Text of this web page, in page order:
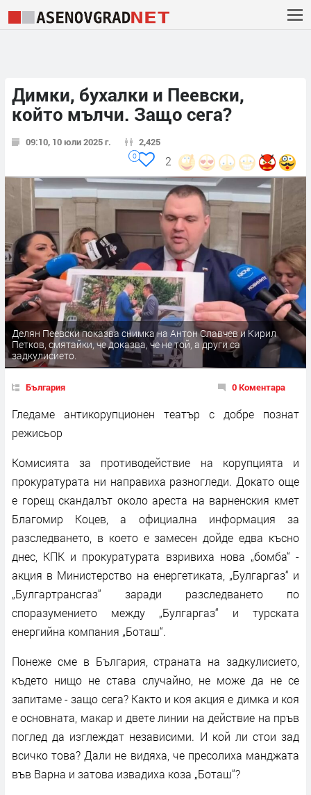
Димки, бухалки и Пеевски,
който мълчи. Защо сега?
09:10, 10 юли 2025 г. 2,425
2
0
Делян Пеевски показва снимка на Антон Славчев и Кирил
Петков, смятайки, че доказва, че не той, а други са
задкулисието.
България 0 Коментара
Гледаме антикорупционен театър с добре познат
режисьор
Комисията за противодействие на корупцията и
прокуратурата ни направиха разногледи. Докато още
е горещ скандалът около ареста на варненския кмет
Благомир Коцев, а официална информация за
разследването, в което е замесен дойде едва късно
днес, КПК и прокуратурата взривиха нова „бомба“ -
акция в Министерство на енергетиката, „Булгаргаз“ и
„Булгартрансгаз“ заради разследването по
споразумението между „Булгаргаз“ и турската
енергийна компания „Боташ“.
Понеже сме в България, страната на задкулисието,
където нищо не става случайно, не може да не се
запитаме - защо сега? Както и коя акция е димка и коя
е основната, макар и двете линии на действие на пръв
поглед да изглеждат независими. И кой ли стои зад
всичко това? Дали не видяха, че пресолиха манджата
във Варна и затова извадиха коза „Боташ“?